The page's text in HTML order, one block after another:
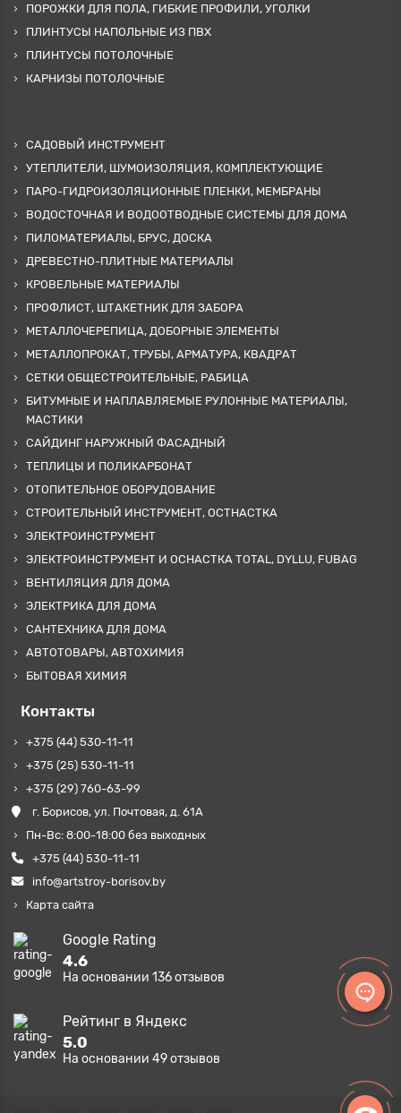
ПОРОЖКИ ДЛЯ ПОЛА, ГИБКИЕ ПРОФИЛИ, УГОЛКИ
ПЛИНТУСЫ НАПОЛЬНЫЕ ИЗ ПВХ
ПЛИНТУСЫ ПОТОЛОЧНЫЕ
КАРНИЗЫ ПОТОЛОЧНЫЕ
САДОВЫЙ ИНСТРУМЕНТ
УТЕПЛИТЕЛИ, ШУМОИЗОЛЯЦИЯ, КОМПЛЕКТУЮЩИЕ
ПАРО-ГИДРОИЗОЛЯЦИОННЫЕ ПЛЕНКИ, МЕМБРАНЫ
ВОДОСТОЧНАЯ И ВОДООТВОДНЫЕ СИСТЕМЫ ДЛЯ ДОМА
ПИЛОМАТЕРИАЛЫ, БРУС, ДОСКА
ДРЕВЕСТНО-ПЛИТНЫЕ МАТЕРИАЛЫ
КРОВЕЛЬНЫЕ МАТЕРИАЛЫ
ПРОФЛИСТ, ШТАКЕТНИК ДЛЯ ЗАБОРА
МЕТАЛЛОЧЕРЕПИЦА, ДОБОРНЫЕ ЭЛЕМЕНТЫ
МЕТАЛЛОПРОКАТ, ТРУБЫ, АРМАТУРА, КВАДРАТ
СЕТКИ ОБЩЕСТРОИТЕЛЬНЫЕ, РАБИЦА
БИТУМНЫЕ И НАПЛАВЛЯЕМЫЕ РУЛОННЫЕ МАТЕРИАЛЫ,
МАСТИКИ
САЙДИНГ НАРУЖНЫЙ ФАСАДНЫЙ
ТЕПЛИЦЫ И ПОЛИКАРБОНАТ
ОТОПИТЕЛЬНОЕ ОБОРУДОВАНИЕ
СТРОИТЕЛЬНЫЙ ИНСТРУМЕНТ, ОСТНАСТКА
ЭЛЕКТРОИНСТРУМЕНТ
ЭЛЕКТРОИНСТРУМЕНТ И ОСНАСТКА TOTAL, DYLLU, FUBAG
ВЕНТИЛЯЦИЯ ДЛЯ ДОМА
ЭЛЕКТРИКА ДЛЯ ДОМА
САНТЕХНИКА ДЛЯ ДОМА
АВТОТОВАРЫ, АВТОХИМИЯ
БЫТОВАЯ ХИМИЯ
Контакты
+375 (44) 530-11-11
+375 (25) 530-11-11
+375 (29) 760-63-99
г. Борисов, ул. Почтовая, д. 61А
Пн-Вс: 8:00-18:00 без выходных
+375 (44) 530-11-11
info@artstroy-borisov.by
Карта сайта
Google Rating
4.6
На основании 136отзывов
Рейтинг в Яндекс
5.0
На основании 49отзывов